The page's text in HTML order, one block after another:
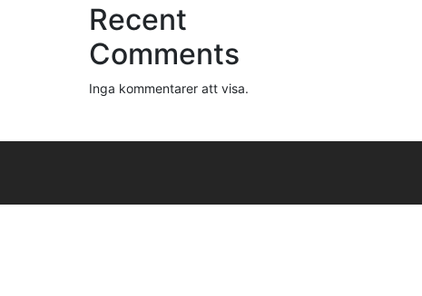
Recent
Comments
Inga kommentarer att visa.